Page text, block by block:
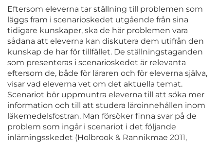
Eftersom eleverna tar ställning till problemen som
läggs fram i scenarioskedet utgående från sina
tidigare kunskaper, ska de här problemen vara
sådana att eleverna kan diskutera dem utifrån den
kunskap de har för tillfället. De ställningstaganden
som presenteras i scenarioskedet är relevanta
eftersom de, både för läraren och för eleverna själva,
visar vad eleverna vet om det aktuella temat.
Scenariot bör uppmuntra eleverna till att söka mer
information och till att studera läroinnehållen inom
läkemedelsfostran. Man försöker finna svar på de
problem som ingår i scenariot i det följande
inlärningsskedet (Holbrook & Rannikmae 2011,